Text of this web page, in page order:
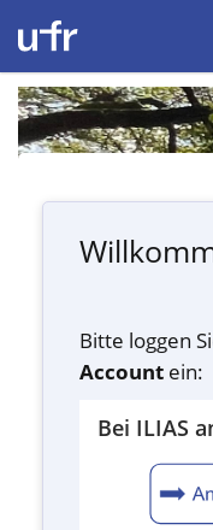
Bitte loggen
Account ein:
Bei ILIAS